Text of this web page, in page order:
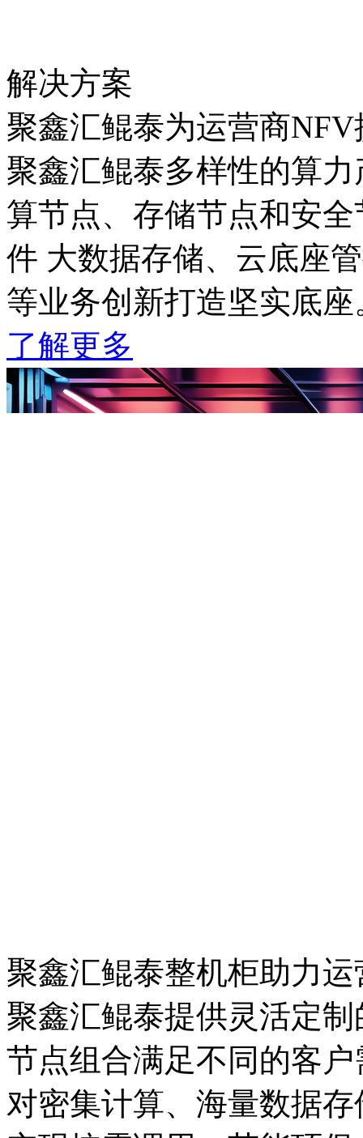
解决方案
聚鑫汇鲲泰为运营商
聚鑫汇鲲泰多样性的算力
算节点、存储节点和安全
件 大数据存储、云底座管
等业务创新打造坚实底座
了解更多
聚鑫汇鲲泰整机柜助力
聚鑫汇鲲泰提供灵活定制
节点组合满足不同的客户
对密集计算、海量数据存